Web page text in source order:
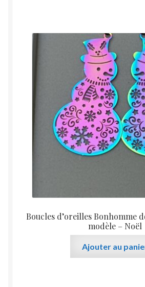
Boucles d’oreilles Bonhomme
modèle – Noël
Ajouter au